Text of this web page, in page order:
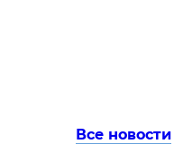
Все новости